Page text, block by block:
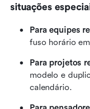
situações
Para equipes
fuso horário
Para projetos
modelo e
calendário.